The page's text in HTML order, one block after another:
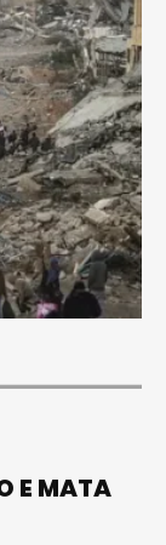
E MATA